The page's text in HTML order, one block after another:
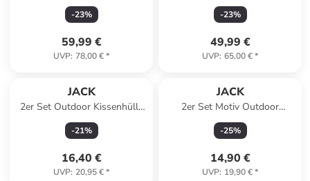
Weiß
-23%
59,99 €
UVP: 78,00 €*
VIOZENE in
Weiß/Schwarz/Orange
-23%
49,99 €
UVP: 65,00 €*
JACK
2er Set Outdoor Kissenhülle
40x40cm Uni in Marine
-21%
16,40 €
UVP: 20,95 €*
JACK
2er Set Motiv Outdoor
Kissenhülle Kissenbezug
45x45cm in Wasserblumen
-25%
14,90 €
UVP: 19,90 €*